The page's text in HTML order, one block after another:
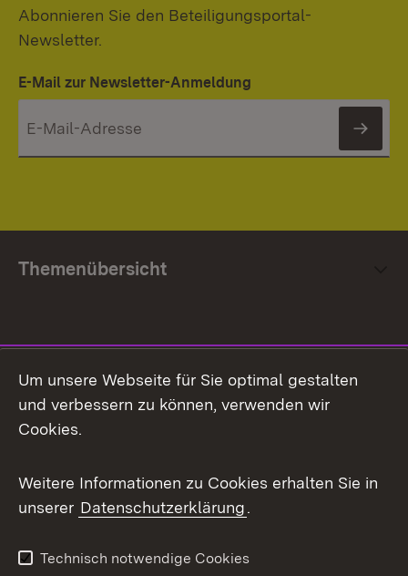
Abonnieren Sie den Beteiligungsportal-
Newsletter.
E-Mail zur Newsletter-Anmeldung
Themenübersicht
Facebook
X / Twitter
Youtube
Um unsere Webseite für Sie optimal gestalten
und verbessern zu können, verwenden wir
Cookies.
Weitere Informationen zu Cookies erhalten Sie in
unserer Datenschutzerklärung.
Technisch notwendige Cookies